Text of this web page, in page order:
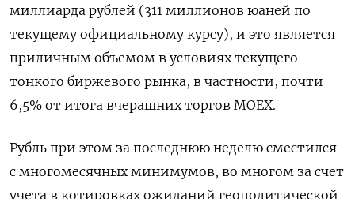
миллиарда рублей (311 миллионов юаней по
текущему официальному курсу), и это является
приличным объемом в условиях текущего
тонкого биржевого рынка, в частности, почти
6,5% от итога вчерашних торгов МОЕХ.
Рубль при этом за последнюю неделю сместился
с многомесячных минимумов, во многом за счет
учета в котировках ожиданий геополитической